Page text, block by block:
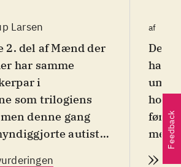
Larsen
2. del af Mænd der
har samme
i
som trilogiens
denne gang
autist-
af
Den
med
Feedback